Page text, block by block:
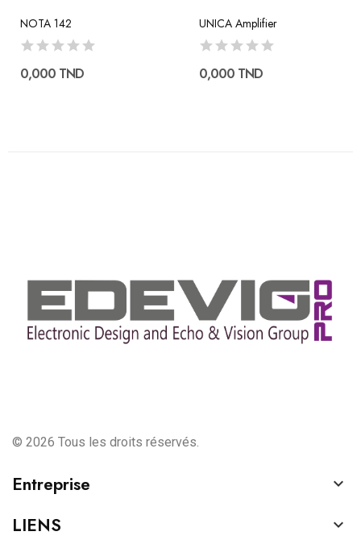
NOTA 142
0,000 TND
UNICA Amplifier
0,000 TND
© 2026 Tous les droits réservés.
Entreprise 
LIENS 